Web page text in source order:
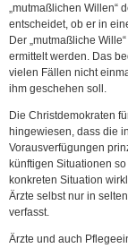
„mutmaßlichen Willen“
entscheidet, ob er in
Der „mutmaßliche
ermittelt werden. Das
vielen Fällen nicht
ihm geschehen soll.
Die Christdemokraten
hingewiesen, dass die
Vorausverfügungen
künftigen Situationen
konkreten Situation
Ärzte selbst nur in
verfasst.
Ärzte und auch